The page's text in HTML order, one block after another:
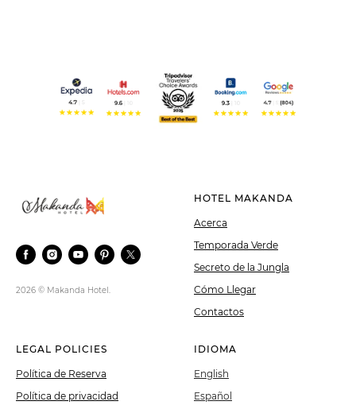
2026 © Makanda Hotel.
HOTEL MAKANDA
Acerca
Temporada Verde
Secreto de la Jungla
Cómo Llegar
Contactos
LEGAL POLICIES
Política de Reserva
Política de privacidad
IDIOMA
English
Español